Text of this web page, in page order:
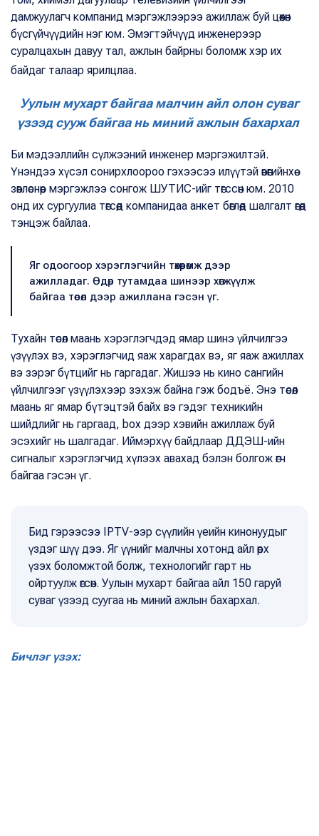
дамжуулагч компанид мэргэжлээрээ ажиллаж буй цөөхөн
бүсгүйчүүдийн нэг юм. Эмэгтэйчүүд инженерээр
суралцахын давуу тал, ажлын байрны боломж хэр их
байдаг талаар ярилцлаа.
Уулын мухарт байгаа малчин айл олон суваг
үзээд сууж байгаа нь миний ажлын бахархал
Би мэдээллийн сүлжээний инженер мэргэжилтэй.
Үнэндээ хүсэл сонирхлоороо гэхээсээ илүүтэй өвөөгийнхөө
зөвлөснөөр мэргэжлээ сонгож ШУТИС-ийг төгссөн юм. 2010
онд их сургуулиа төгсөөд компанидаа анкет бөглөөд шалгалт өгөөд
тэнцэж байлаа.
Яг одоогоор хэрэглэгчийн төхөөрөмж дээр
ажилладаг. Өдөр тутамдаа шинээр хөгжүүлж
байгаа төсөл дээр ажиллана гэсэн үг.
Тухайн төсөл маань хэрэглэгчдэд ямар шинэ үйлчилгээ
үзүүлэх вэ, хэрэглэгчид яаж харагдах вэ, яг яаж ажиллах
вэ зэрэг бүтцийг нь гаргадаг. Жишээ нь кино сангийн
үйлчилгээг үзүүлэхээр зэхэж байна гэж бодъё. Энэ төсөл
маань яг ямар бүтэцтэй байх вэ гэдэг техникийн
шийдлийг нь гаргаад, box дээр хэвийн ажиллаж буй
эсэхийг нь шалгадаг. Иймэрхүү байдлаар ДДЭШ-ийн
сигналыг хэрэглэгчид хүлээх авахад бэлэн болгож өгч
байгаа гэсэн үг.
Бид гэрээсээ IPTV-ээр сүүлийн үеийн кинонуудыг
үздэг шүү дээ. Яг үүнийг малчны хотонд айл өрх
үзэх боломжтой болж, технологийг гарт нь
ойртуулж өгсөн. Уулын мухарт байгаа айл 150 гаруй
суваг үзээд суугаа нь миний ажлын бахархал.
Бичлэг үзэх: